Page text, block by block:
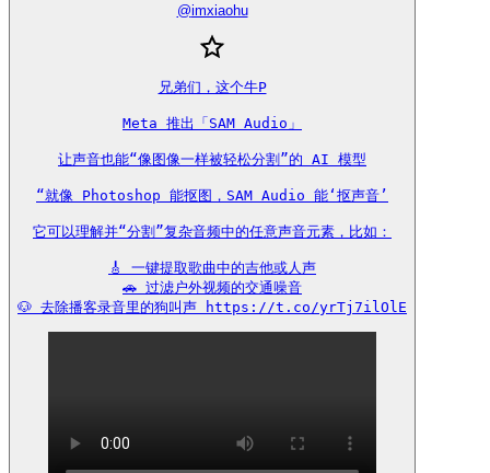
@imxiaohu
兄弟们，这个牛P
Meta 推出「SAM Audio」
让声音也能“像图像一样被轻松分割”的 AI 模型
“就像 Photoshop 能抠图，SAM Audio 能‘抠声音’
它可以理解并“分割”复杂音频中的任意声音元素，比如：
🎸 一键提取歌曲中的吉他或人声
🚗 过滤户外视频的交通噪音
🐶 去除播客录音里的狗叫声 https://t.co/yrTj7ilOlE